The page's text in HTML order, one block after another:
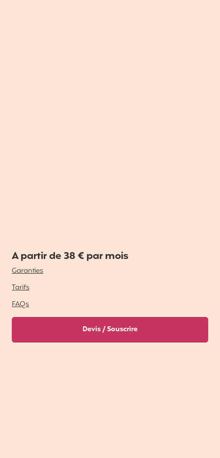
A partir de 38 € par mois
Garanties
Tarifs
FAQs
Devis / Souscrire